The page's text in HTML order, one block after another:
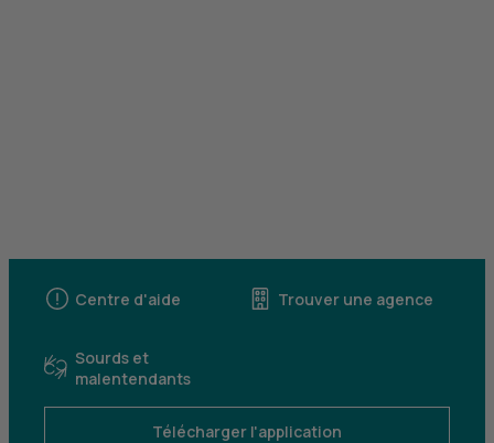
Centre d'aide Trouver une agence
Sourds et
malentendants
Télécharger l'application